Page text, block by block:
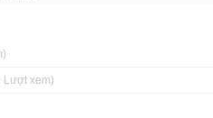
Lượt xem)